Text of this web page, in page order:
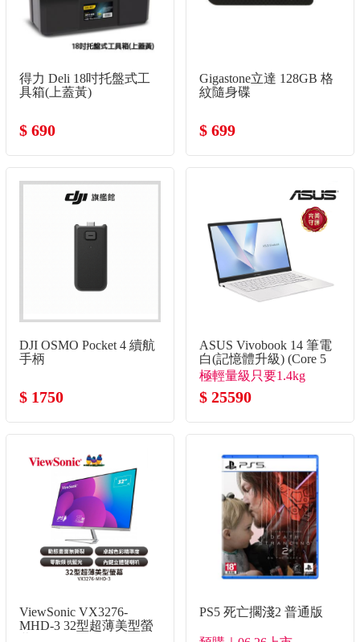
得力 Deli 18吋托盤式工
具箱(上蓋黃)
$ 690
Gigastone立達 128GB 格
紋隨身碟
$ 699
DJI OSMO Pocket 4 續航
手柄
$ 1750
ASUS Vivobook 14 筆電
白(記憶體升級) (Core 5
120U/8G+16G/512G
SSD/W11)
極輕量級只要1.4kg
$ 25590
ViewSonic VX3276-
MHD-3 32型超薄美型螢
PS5 死亡擱淺2 普通版